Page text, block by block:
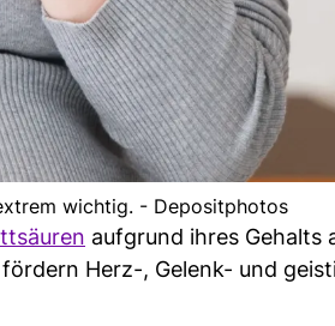
wichtig. - Depositphotos
aufgrund ihres Gehalts
Herz-, Gelenk- und